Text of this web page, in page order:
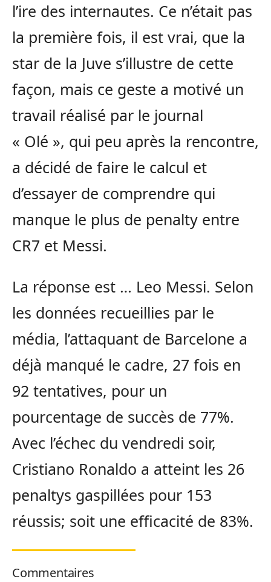
l’ire des internautes. Ce n’était pas
la première fois, il est vrai, que la
star de la Juve s’illustre de cette
façon, mais ce geste a motivé un
travail réalisé par le journal
« Olé », qui peu après la rencontre,
a décidé de faire le calcul et
d’essayer de comprendre qui
manque le plus de penalty entre
CR7 et Messi.
La réponse est … Leo Messi. Selon
les données recueillies par le
média, l’attaquant de Barcelone a
déjà manqué le cadre, 27 fois en
92 tentatives, pour un
pourcentage de succès de 77%.
Avec l’échec du vendredi soir,
Cristiano Ronaldo a atteint les 26
penaltys gaspillées pour 153
réussis; soit une efficacité de 83%.
Commentaires